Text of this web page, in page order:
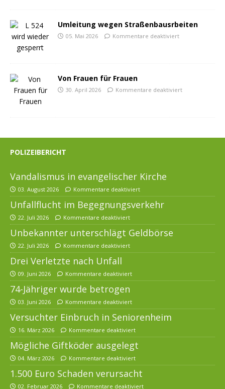
Umleitung wegen Straßenbausrbeiten
05. Mai 2026 Kommentare deaktiviert
Von Frauen für Frauen
30. April 2026 Kommentare deaktiviert
POLIZEIBERICHT
Vandalismus in evangelischer Kirche
03. August 2026 Kommentare deaktiviert
Unfallflucht im Begegnungsverkehr
22. Juli 2026 Kommentare deaktiviert
Unbekannter unterschlägt Geldbörse
22. Juli 2026 Kommentare deaktiviert
Drei Verletzte nach Unfall
09. Juni 2026 Kommentare deaktiviert
74-Jähriger wurde betrogen
03. Juni 2026 Kommentare deaktiviert
Versuchter Einbruch in Seniorenheim
16. März 2026 Kommentare deaktiviert
Mögliche Giftköder ausgelegt
04. März 2026 Kommentare deaktiviert
1.500 Euro Schaden verursacht
02. Februar 2026 Kommentare deaktiviert